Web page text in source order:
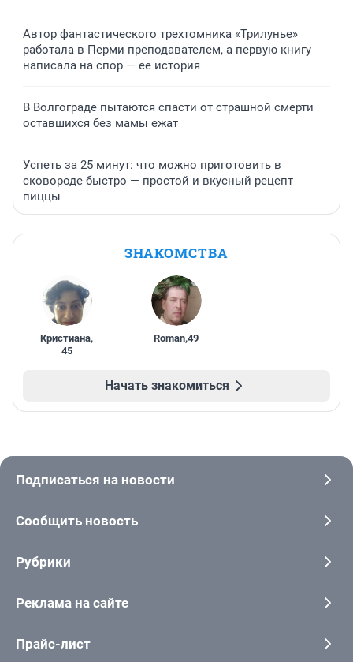
Автор фантастического трехтомника «Трилунье»
работала в Перми преподавателем, а первую книгу
написала на спор — ее история
В Волгограде пытаются спасти от страшной смерти
оставшихся без мамы ежат
Успеть за 25 минут: что можно приготовить в
сковороде быстро — простой и вкусный рецепт
пиццы
ЗНАКОМСТВА
Кристиана,
45
Roman,49
Начать знакомиться
Подписаться на новости
Сообщить новость
Рубрики
Реклама на сайте
Прайс-лист